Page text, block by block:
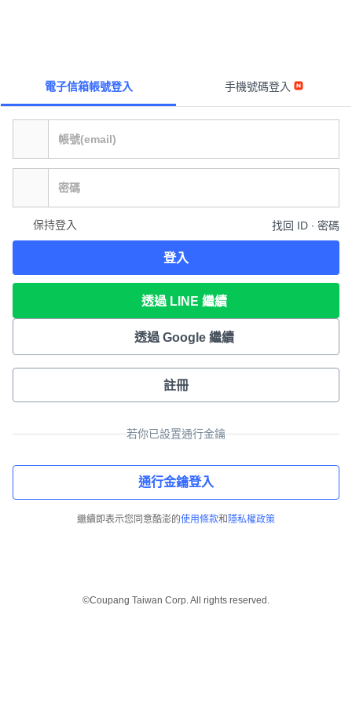
電子信箱帳號登入 手機號碼登入
保持登入 找回 ID ∙ 密碼
登入
透過 LINE 繼續
透過 Google 繼續
註冊
若你已設置通行金鑰
通行金鑰登入
繼續即表示您同意酷澎的使用條款和 隱私權政策
©Coupang Taiwan Corp. All rights reserved.